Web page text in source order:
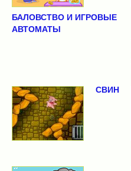
БАЛОВСТВО И ИГРОВЫЕ
АВТОМАТЫ
СВИН